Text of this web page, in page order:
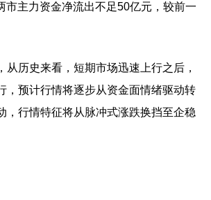
市主力资金净流出不足50亿元，较前一
历史来看，短期市场迅速上行之后，
，预计行情将逐步从资金面情绪驱动转
，行情特征将从脉冲式涨跌换挡至企稳